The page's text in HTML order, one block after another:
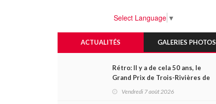
Select Language ▼
ACTUALITÉS GALERIES PHOTOS
Rétro: Il y a de cela 50 ans, le
Grand Prix de Trois-Rivières de
1976
Vendredi 7 août 2026